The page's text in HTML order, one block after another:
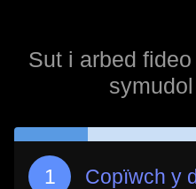
Sut i arbed
Copïwch y